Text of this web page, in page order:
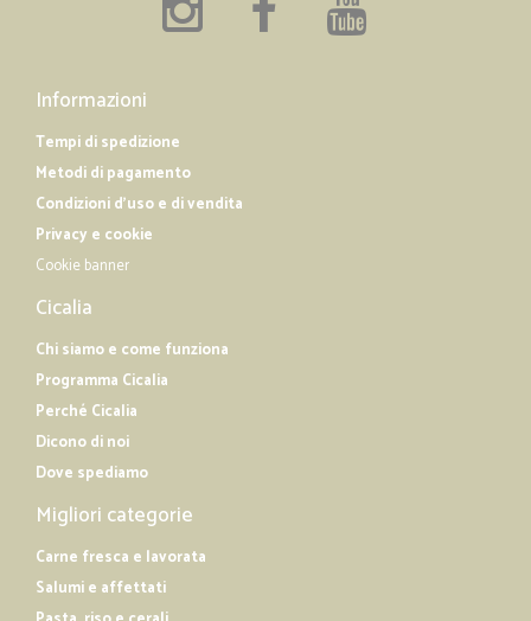
Informazioni
Tempi di spedizione
Metodi di pagamento
Condizioni d'uso e di vendita
Privacy e cookie
Cookie banner
Cicalia
Chi siamo e come funziona
Programma Cicalia
Perché Cicalia
Dicono di noi
Dove spediamo
Migliori categorie
Carne fresca e lavorata
Salumi e affettati